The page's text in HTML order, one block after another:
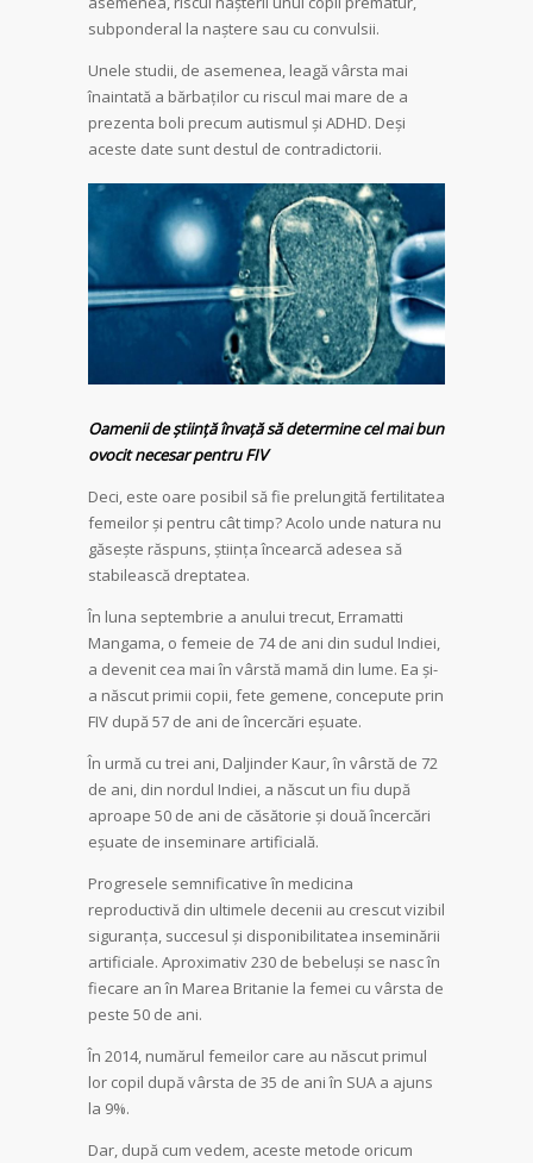
subponderal la naștere sau cu convulsii.
Unele studii, de asemenea, leagă vârsta mai
înaintată a bărbaților cu riscul mai mare de a
prezenta boli precum autismul și ADHD. Deși
aceste date sunt destul de contradictorii.
Oamenii de știință învață să determine cel mai bun
ovocit necesar pentru FIV
Deci, este oare posibil să fie prelungită fertilitatea
femeilor și pentru cât timp? Acolo unde natura nu
găsește răspuns, știința încearcă adesea să
stabilească dreptatea.
În luna septembrie a anului trecut, Erramatti
Mangama, o femeie de 74 de ani din sudul Indiei,
a devenit cea mai în vârstă mamă din lume. Ea și-
a născut primii copii, fete gemene, concepute prin
FIV după 57 de ani de încercări eșuate.
În urmă cu trei ani, Daljinder Kaur, în vârstă de 72
de ani, din nordul Indiei, a născut un fiu după
aproape 50 de ani de căsătorie și două încercări
eșuate de inseminare artificială.
Progresele semnificative în medicina
reproductivă din ultimele decenii au crescut vizibil
siguranța, succesul și disponibilitatea inseminării
artificiale. Aproximativ 230 de bebeluși se nasc în
fiecare an în Marea Britanie la femei cu vârsta de
peste 50 de ani.
În 2014, numărul femeilor care au născut primul
lor copil după vârsta de 35 de ani în SUA a ajuns
la 9%.
Dar, după cum vedem, aceste metode oricum